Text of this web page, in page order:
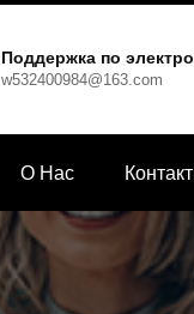
Поддержка по
w532400984@163.com
О Hас